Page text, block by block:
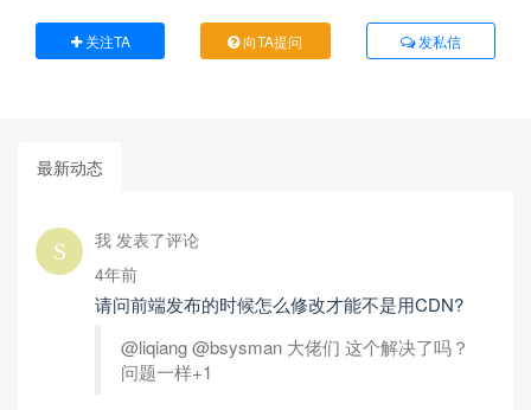
关注TA 向TA提问 发私信
最新动态
我 发表了评论
4年前
请问前端发布的时候怎么修改才能不是用CDN?
@liqiang @bsysman 大佬们 这个解决了吗？
问题一样+1